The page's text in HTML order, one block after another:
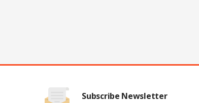
Subscribe Newsletter